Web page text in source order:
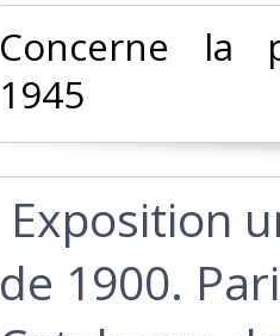
‎Concerne la
1945‎
Exposition
de 1900.